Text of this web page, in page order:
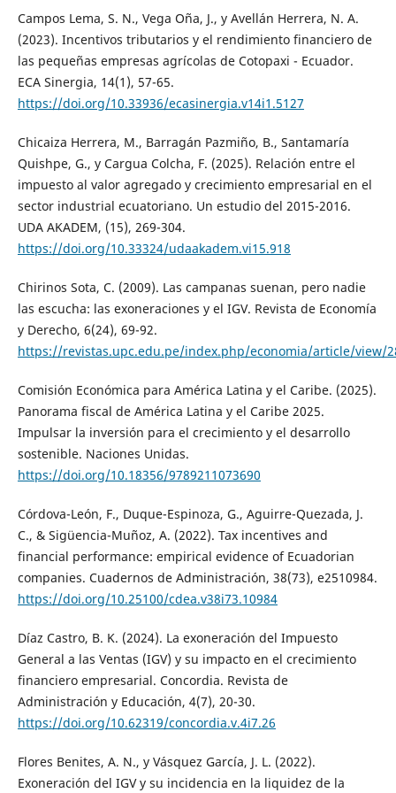
Campos Lema, S. N., Vega Oña, J., y Avellán Herrera, N. A.
(2023). Incentivos tributarios y el rendimiento financiero de
las pequeñas empresas agrícolas de Cotopaxi - Ecuador.
ECA Sinergia, 14(1), 57-65.
https://doi.org/10.33936/ecasinergia.v14i1.5127
Chicaiza Herrera, M., Barragán Pazmiño, B., Santamaría
Quishpe, G., y Cargua Colcha, F. (2025). Relación entre el
impuesto al valor agregado y crecimiento empresarial en el
sector industrial ecuatoriano. Un estudio del 2015-2016.
UDA AKADEM, (15), 269-304.
https://doi.org/10.33324/udaakadem.vi15.918
Chirinos Sota, C. (2009). Las campanas suenan, pero nadie
las escucha: las exoneraciones y el IGV. Revista de Economía
y Derecho, 6(24), 69-92.
https://revistas.upc.edu.pe/index.php/economia/article/view/
Comisión Económica para América Latina y el Caribe. (2025).
Panorama fiscal de América Latina y el Caribe 2025.
Impulsar la inversión para el crecimiento y el desarrollo
sostenible. Naciones Unidas.
https://doi.org/10.18356/9789211073690
Córdova-León, F., Duque-Espinoza, G., Aguirre-Quezada, J.
C., & Sigüencia-Muñoz, A. (2022). Tax incentives and
financial performance: empirical evidence of Ecuadorian
companies. Cuadernos de Administración, 38(73), e2510984.
https://doi.org/10.25100/cdea.v38i73.10984
Díaz Castro, B. K. (2024). La exoneración del Impuesto
General a las Ventas (IGV) y su impacto en el crecimiento
financiero empresarial. Concordia. Revista de
Administración y Educación, 4(7), 20-30.
https://doi.org/10.62319/concordia.v.4i7.26
Flores Benites, A. N., y Vásquez García, J. L. (2022).
Exoneración del IGV y su incidencia en la liquidez de la